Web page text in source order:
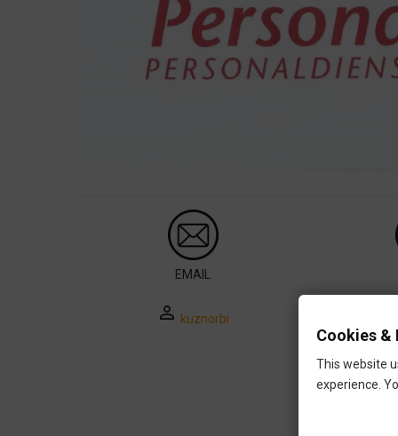
EMAIL
perm_identity kuznorbi
Cookies &
This website
experience.